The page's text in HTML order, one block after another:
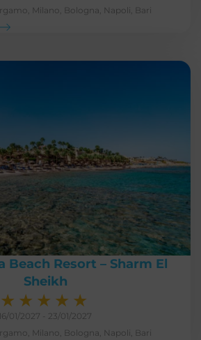
Milano, Bologna, Napoli, Bari
Beach Resort – Sharm El
Sheikh
★ ★ ★ ★ ★
16/01/2027 - 23/01/2027
Milano, Bologna, Napoli, Bari